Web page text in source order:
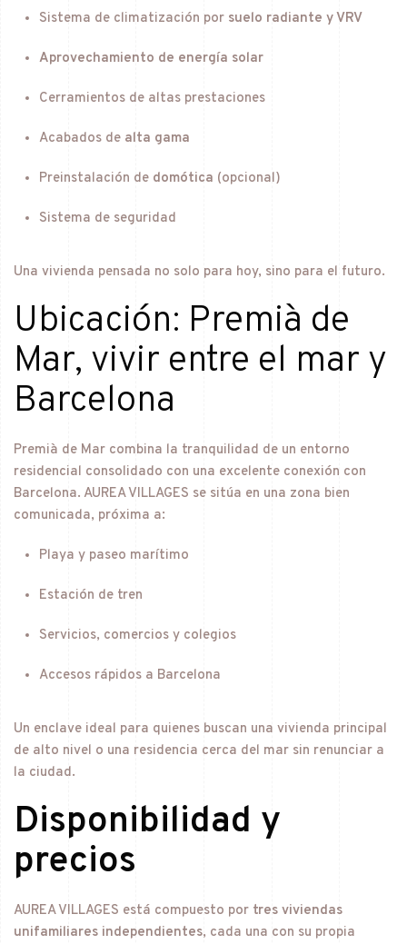
Sistema de climatización por suelo radiante y VRV
Aprovechamiento de energía solar
Cerramientos de altas prestaciones
Acabados de alta gama
Preinstalación de domótica (opcional)
Sistema de seguridad
Una vivienda pensada no solo para hoy, sino para el futuro.
Ubicación: Premià de
Mar, vivir entre el mar y
Barcelona
Premià de Mar combina la tranquilidad de un entorno
residencial consolidado con una excelente conexión con
Barcelona. AUREA VILLAGES se sitúa en una zona bien
comunicada, próxima a:
Playa y paseo marítimo
Estación de tren
Servicios, comercios y colegios
Accesos rápidos a Barcelona
Un enclave ideal para quienes buscan una vivienda principal
de alto nivel o una residencia cerca del mar sin renunciar a
la ciudad.
Disponibilidad y
precios
AUREA VILLAGES está compuesto por tres viviendas
unifamiliares independientes, cada una con su propia